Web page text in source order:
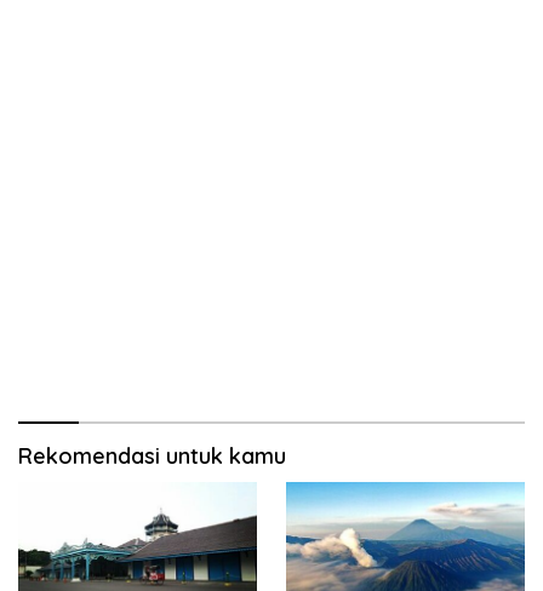
Rekomendasi untuk kamu